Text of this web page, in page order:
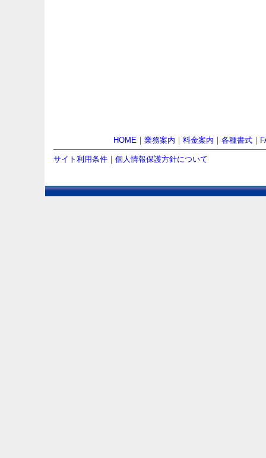
HOME ｜ 業務案内 ｜ 料金案内 ｜ 各種書式 ｜
サイト利用条件 ｜ 個人情報保護方針について